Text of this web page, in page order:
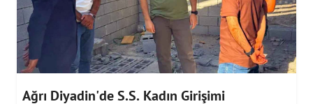
Ağrı Diyadin'de S.S. Kadın Girişimi